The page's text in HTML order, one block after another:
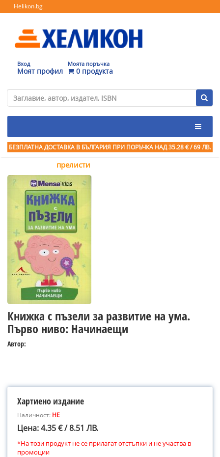
Helikon.bg
Вход
Моят профил
Моята поръчка
0 продукта
БЕЗПЛАТНА ДОСТАВКА В БЪЛГАРИЯ ПРИ ПОРЪЧКА НАД 35.28 € / 69 ЛВ.
прелисти
Книжка с пъзели за развитие на ума.
Първо ниво: Начинаещи
Автор:
Хартиено издание
Наличност: НЕ
Цена: 4.35 € / 8.51 ЛВ.
*На този продукт не се прилагат отстъпки и не участва в
промоции